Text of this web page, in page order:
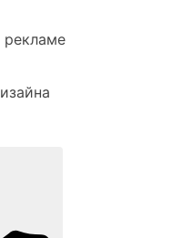
рекламе